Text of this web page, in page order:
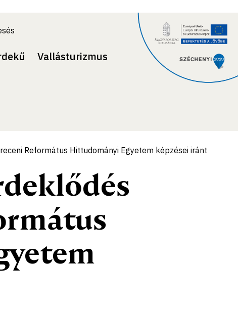
Vallásturizmus
Református Hittudományi Egyetem képzései iránt